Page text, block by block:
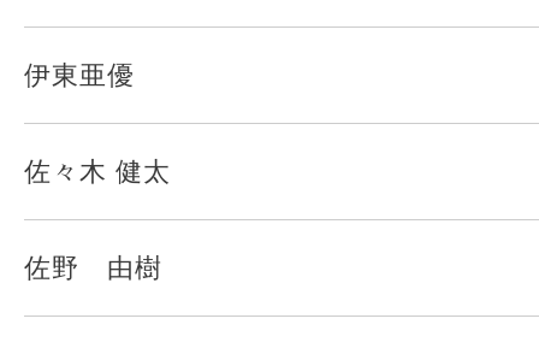
伊東亜優
佐々木 健太
佐野 由樹